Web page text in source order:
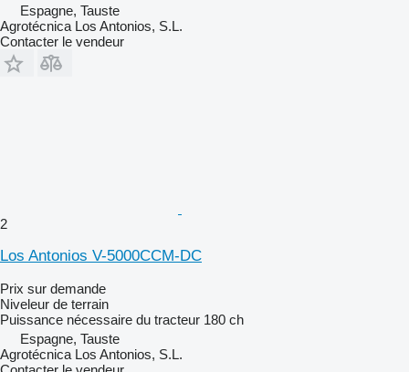
Espagne, Tauste
Agrotécnica Los Antonios, S.L.
Contacter le vendeur
2
Los Antonios V-5000CCM-DC
Prix sur demande
Niveleur de terrain
Puissance nécessaire du tracteur 180 ch
Espagne, Tauste
Agrotécnica Los Antonios, S.L.